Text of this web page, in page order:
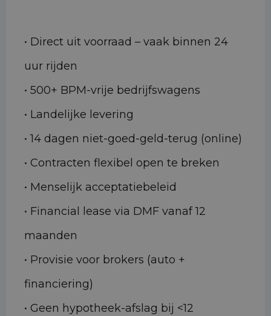
• Direct uit voorraad – vaak binnen 24
uur rijden
• 500+ BPM-vrije bedrijfswagens
• Landelijke levering
• 14 dagen niet-goed-geld-terug (online)
• Contracten flexibel open te breken
• Menselijk acceptatiebeleid
• Financial lease via DMF vanaf 12
maanden
• Provisie voor brokers (auto +
financiering)
• Geen hypotheek-afslag bij <12